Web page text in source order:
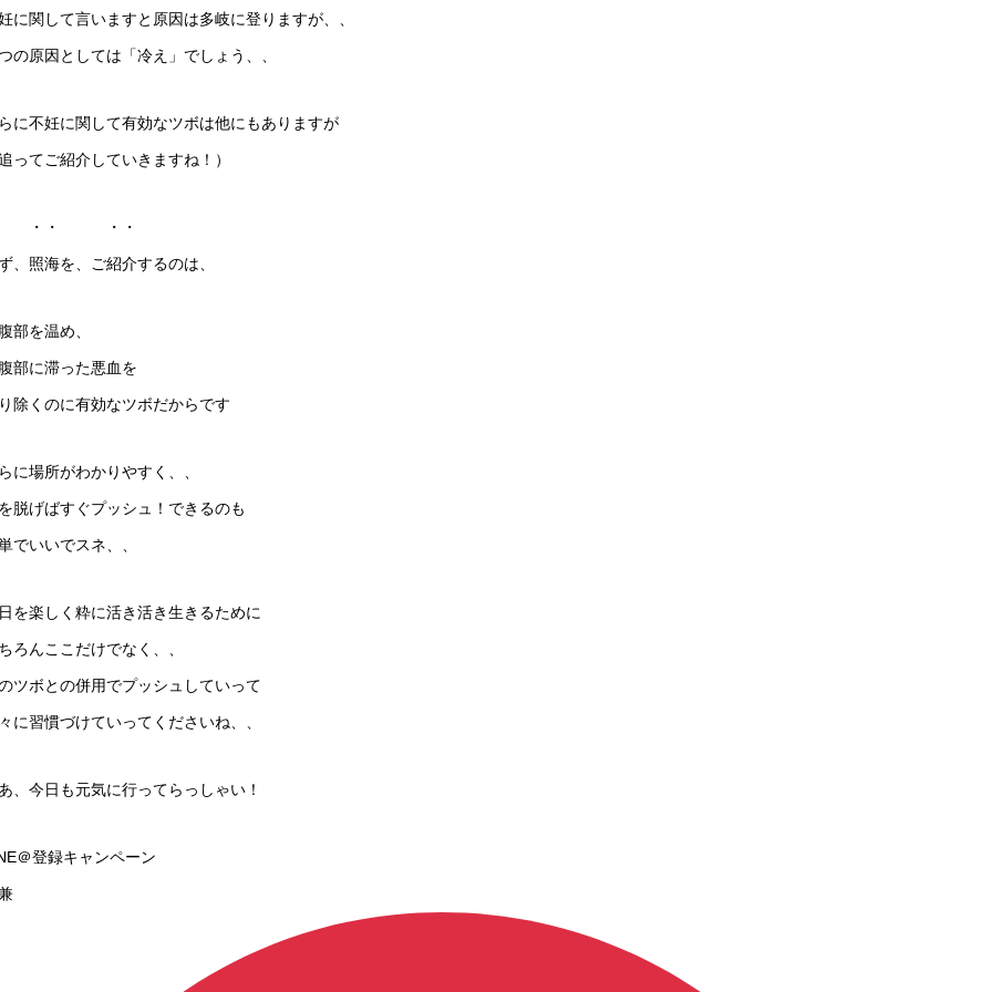
に関して言いますと原因は多岐に登りますが、、
の原因としては「冷え」でしょう、、
に不妊に関して有効なツボは他にもありますが
追ってご紹介していきますね！）
・ ・・
、照海を、ご紹介するのは、
部を温め、
部に滞った悪血を
除くのに有効なツボだからです
に場所がわかりやすく、、
脱げばすぐプッシュ！できるのも
でいいでスネ、、
を楽しく粋に活き活き生きるために
ろんここだけでなく、、
ツボとの併用でプッシュしていって
に習慣づけていってくださいね、、
、今日も元気に行ってらっしゃい！
＠登録キャンペーン
兼